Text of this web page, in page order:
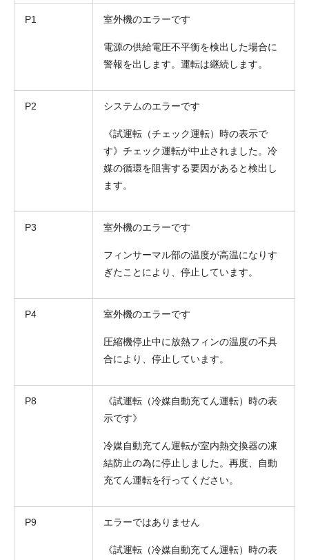
P1 室外機のエラーです
電源の供給電圧不平衡を検出した場合に
警報を出します。運転は継続します。
P2 システムのエラーです
《試運転（チェック運転）時の表示で
す》チェック運転が中止されました。冷
媒の循環を阻害する要因があると検出し
ます。
P3 室外機のエラーです
フィンサーマル部の温度が高温になりす
ぎたことにより、停止しています。
P4 室外機のエラーです
圧縮機停止中に放熱フィンの温度の不具
合により、停止しています。
P8
《試運転（冷媒自動充てん運転）時の表
示です》
冷媒自動充てん運転が室内熱交換器の凍
結防止の為に停止しました。再度、自動
充てん運転を行ってください。
P9 エラーではありません
《試運転（冷媒自動充てん運転）時の表